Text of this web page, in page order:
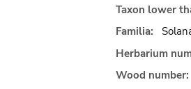
Taxon lower
Familia:
Herbarium
Wood number: